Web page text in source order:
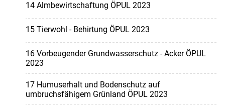
14 Almbewirtschaftung ÖPUL 2023
15 Tierwohl - Behirtung ÖPUL 2023
16 Vorbeugender Grundwasserschutz - Acker ÖPUL
2023
17 Humuserhalt und Bodenschutz auf
umbruchsfähigem Grünland ÖPUL 2023